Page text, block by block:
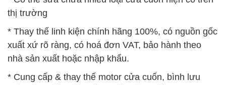
thị trường
* Thay thế linh kiện chính hãng 100%, có nguồn gốc
xuất xứ rõ ràng, có hoá đơn VAT, bảo hành theo
nhà sản xuất hoặc nhập khẩu.
* Cung cấp & thay thế motor cửa cuốn, bình lưu